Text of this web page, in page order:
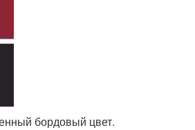
бордовый цвет.